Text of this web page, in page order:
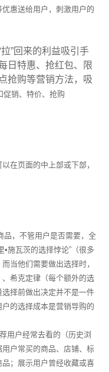
惠送给用户，刺激用户的
”回来的利益吸引手
日特惠、抢红包、限
抢购等营销方法，吸
促销、特价、抢购
在页面的中上部或下部，
品，不管用户是否需要，全
•施瓦茨的选择悖论” （很多
当他们需要做出选择时，
、希克定律 （每个额外的选
选择前做出决定并不是一件
的选择成本是营销导购的
用户经常去看的（历史浏
户常买的商品、店铺、标
；展示用户曾经收藏或喜